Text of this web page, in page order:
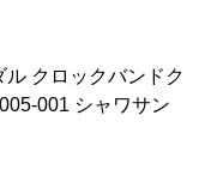
クロックバンドク
001 シャワサン